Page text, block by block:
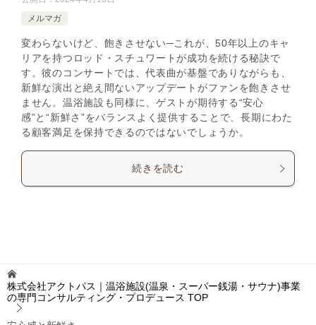
メルマガ
変わらないけど、飽きさせない─これが、50年以上のキャ
リアを持つロッド・スチュワートが成功を続ける秘訣で
す。彼のコンサートでは、代表曲が基盤でありながらも、
新鮮な演出と絶え間ないアップデートがファンを飽きさせ
ません。温浴施設も同様に、ゲストが期待する“安心
感”と“新鮮さ”をバランスよく提供することで、長期にわた
る顧客満足を保持できるのではないでしょうか。
続きを読む
株式会社アクトパス｜温浴施設(温泉・スーパー銭湯・サウナ)事業
の専門コンサルティング・プロデュース TOP